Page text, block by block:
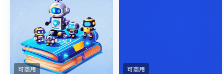
可商用 可商用